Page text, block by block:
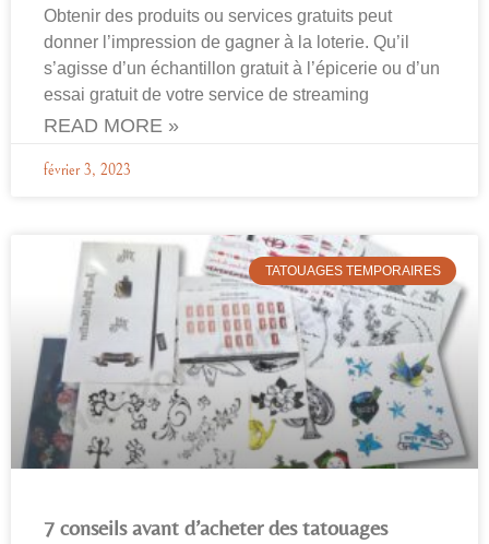
Obtenir des produits ou services gratuits peut
donner l’impression de gagner à la loterie. Qu’il
s’agisse d’un échantillon gratuit à l’épicerie ou d’un
essai gratuit de votre service de streaming
READ MORE »
février 3, 2023
TATOUAGES TEMPORAIRES
7 conseils avant d’acheter des tatouages